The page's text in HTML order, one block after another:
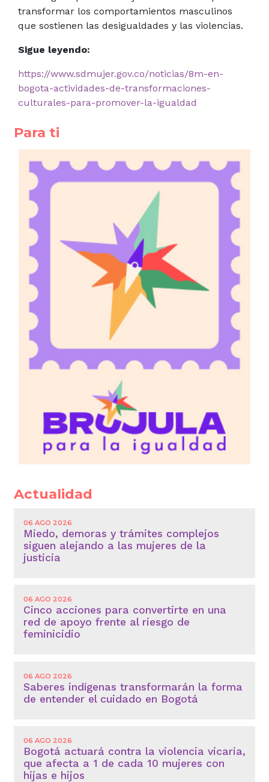
transformar los comportamientos masculinos
que sostienen las desigualdades y las violencias.
Sigue leyendo:
https://www.sdmujer.gov.co/noticias/8m-en-
bogota-actividades-de-transformaciones-
culturales-para-promover-la-igualdad
Para ti
Actualidad
06 AGO 2026
Miedo, demoras y trámites complejos
siguen alejando a las mujeres de la
justicia
06 AGO 2026
Cinco acciones para convertirte en una
red de apoyo frente al riesgo de
feminicidio
06 AGO 2026
Saberes indígenas transformarán la forma
de entender el cuidado en Bogotá
06 AGO 2026
Bogotá actuará contra la violencia vicaria,
que afecta a 1 de cada 10 mujeres con
hijas e hijos